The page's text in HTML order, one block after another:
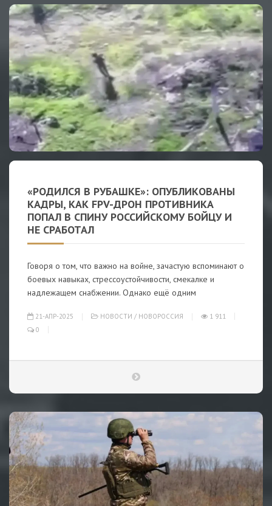
«РОДИЛСЯ В РУБАШКЕ»: ОПУБЛИКОВАНЫ
КАДРЫ, КАК FPV-ДРОН ПРОТИВНИКА
ПОПАЛ В СПИНУ РОССИЙСКОМУ БОЙЦУ И
НЕ СРАБОТАЛ
Говоря о том, что важно на войне, зачастую вспоминают о
боевых навыках, стрессоустойчивости, смекалке и
надлежащем снабжении. Однако ещё одним
21-АПР-2025 НОВОСТИ / НОВОРОССИЯ
1 911
0